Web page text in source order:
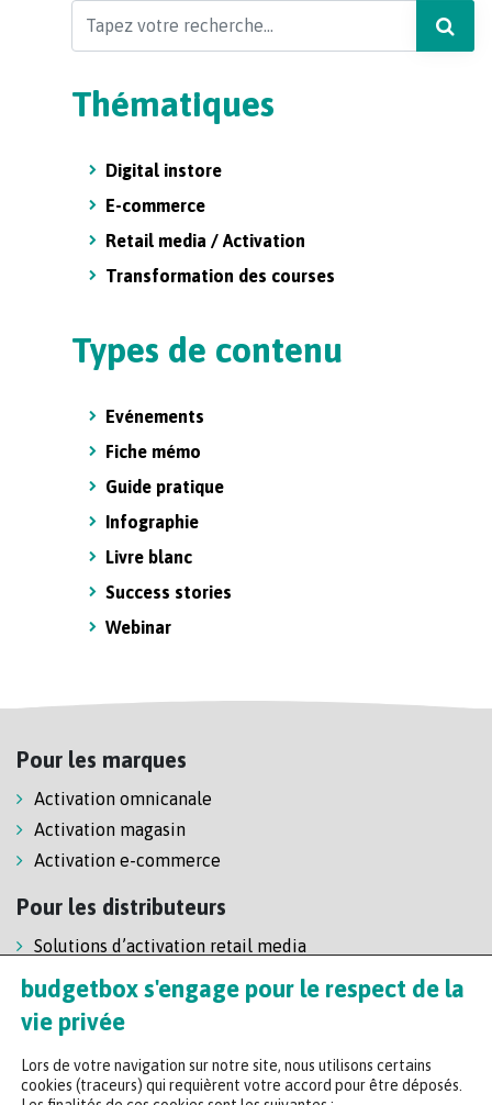
Thématiques
Digital instore
E-commerce
Retail media / Activation
Transformation des courses
Types de contenu
Evénements
Fiche mémo
Guide pratique
Infographie
Livre blanc
Success stories
Webinar
Pour les marques
Activation omnicanale
Activation magasin
Activation e-commerce
Pour les distributeurs
Solutions d’activation retail media
Solution de self-scanning
Régie enseigne
budgetbox s'engage pour le respect de la
vie privée
Lors de votre navigation sur notre site, nous utilisons certains
cookies (traceurs) qui requièrent votre accord pour être déposés.